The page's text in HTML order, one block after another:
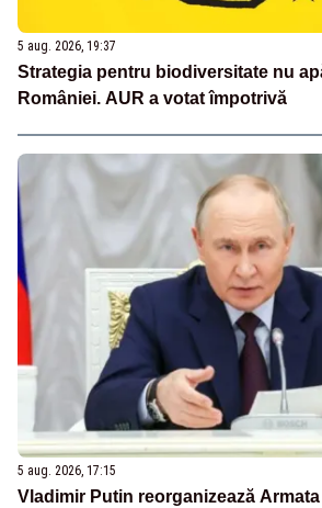
5 aug. 2026, 19:37
Strategia pentru biodiversitate nu
României. AUR a votat împotrivă
5 aug. 2026, 17:15
Vladimir Putin reorganizează